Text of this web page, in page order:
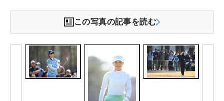
この写真の記事を読む